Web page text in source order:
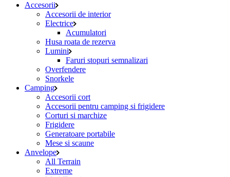
Accesorii
Accesorii de interior
Electrice
Acumulatori
Husa roata de rezerva
Lumini
Faruri stopuri semnalizari
Overfendere
Snorkele
Camping
Accesorii cort
Accesorii pentru camping si frigidere
Corturi si marchize
Frigidere
Generatoare portabile
Mese si scaune
Anvelope
All Terrain
Extreme